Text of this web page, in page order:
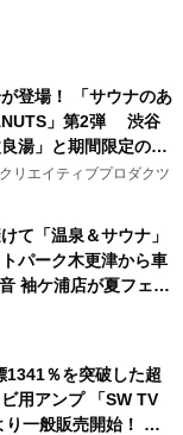
登場！ 「サウナのあ
」第2弾 渋谷
湯」と期間限定のコ
サウナイキタイコラ
定！
リエイティブプロダクツ
て「温泉＆サウナ」
パーク木更津から車
袖ケ浦店が夏フェア
％を突破した超
用アンプ 「SW TV
一般販売開始！ ケ